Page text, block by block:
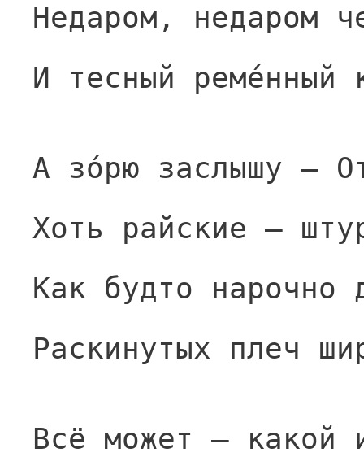
Недаром, недаром
И тесный реме́нный
А зо́рю заслышу —
Хоть райские —
Как будто нарочно
Раскинутых плеч
Всё может — какой